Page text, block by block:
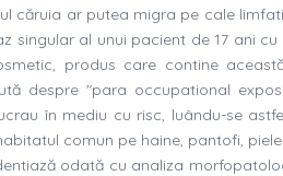
căruia ar putea migra pe cale
singular al unui pacient de 17 ani
produs care contine
despre "para occupational
în mediu cu risc, luându-se
comun pe haine, pantofi, piele.
odată cu analiza